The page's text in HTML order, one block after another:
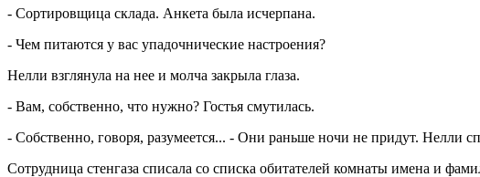
- Сортировщица склада. Анкета была исчерпана.
- Чем питаются у вас упадочнические настроения?
Нелли взглянула на нее и молча закрыла глаза.
- Вам, собственно, что нужно? Гостья смутилась.
- Собственно, говоря, разумеется... - Они раньше ночи не придут. Нелли
Сотрудница стенгаза списала со списка обитателей комнаты имена и